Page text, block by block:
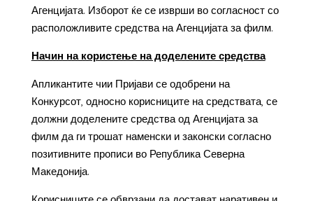
Агенцијата. Изборот ќе се изврши во согласност со
расположливите средства на Агенцијата за филм.
Начин на користење на доделените средства
Апликантите чии Пријави се одобрени на
Конкурсот, односно корисниците на средствата, се
должни доделените средства од Агенцијата за
филм да ги трошат наменски и законски согласно
позитивните прописи во Република Северна
Македонија.